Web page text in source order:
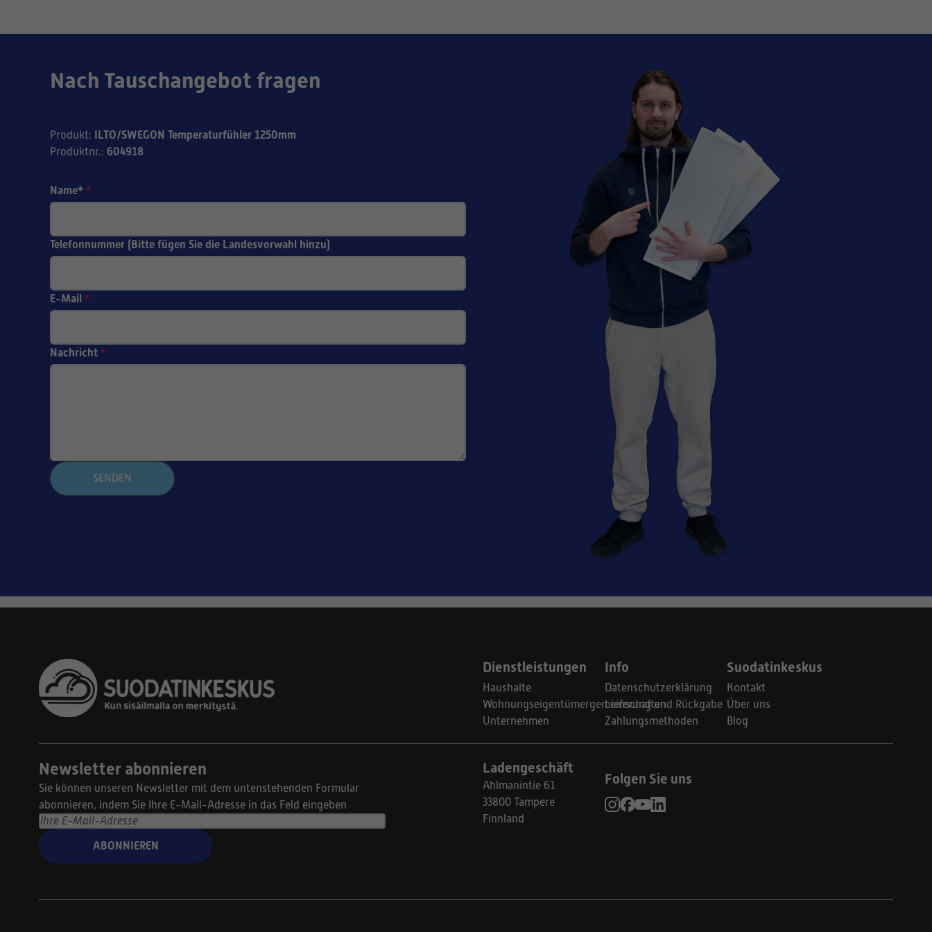
Nach Tauschangebot fragen
Produkt: ILTO/SWEGON Temperaturfühler 1250mm
Produktnr.: 604918
Name* *
Telefonnummer (Bitte fügen Sie die Landesvorwahl hinzu)
E-Mail *
Nachricht *
SENDEN
Dienstleistungen
Haushalte
Wohnungseigentümergemeinschaften
Unternehmen
Info
Datenschutzerklärung
Lieferung und Rückgabe
Zahlungsmethoden
Suodatinkeskus
Kontakt
Über uns
Blog
Newsletter abonnieren
Sie können unseren Newsletter mit dem untenstehenden Formular
abonnieren, indem Sie Ihre E-Mail-Adresse in das Feld eingeben
ABONNIEREN
Ladengeschäft
Ahlmanintie 61
33800 Tampere
Finnland
Folgen Sie uns